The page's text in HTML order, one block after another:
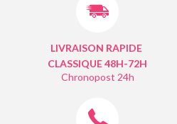
LIVRAISON RAPIDE
CLASSIQUE 48H-72H
Chronopost 24h